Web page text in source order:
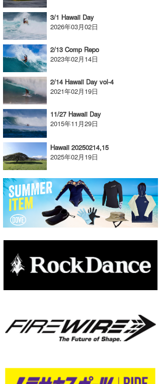
3/1 Hawaii Day
2026年03月02日
2/13 Comp Repo
2023年02月14日
2/14 Hawaii Day vol-4
2021年02月19日
11/27 Hawaii Day
2015年11月29日
Hawaii 20250214,15
2025年02月19日
OYZ
S.K
Soulman
VAGY
waka☆=
YUKI☆
たっちー
ハンマー
まっきー
三輪予報士
小川予報士
上田純子
上條将美
ゴン